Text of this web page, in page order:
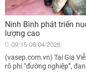
Ninh Bình phát triển
lượng cao
09:15 08/04/2026
(vasep.com.vn) Tại Gia
rô phi “đường nghiệp”,